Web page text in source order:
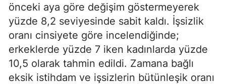
önceki aya göre değişim göstermeyerek
yüzde 8,2 seviyesinde sabit kaldı. İşsizlik
oranı cinsiyete göre incelendiğinde;
erkeklerde yüzde 7 iken kadınlarda yüzde
10,5 olarak tahmin edildi. Zamana bağlı
eksik istihdam ve işsizlerin bütünleşik oranı